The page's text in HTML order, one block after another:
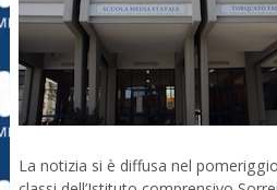
La notizia si è diffusa nel